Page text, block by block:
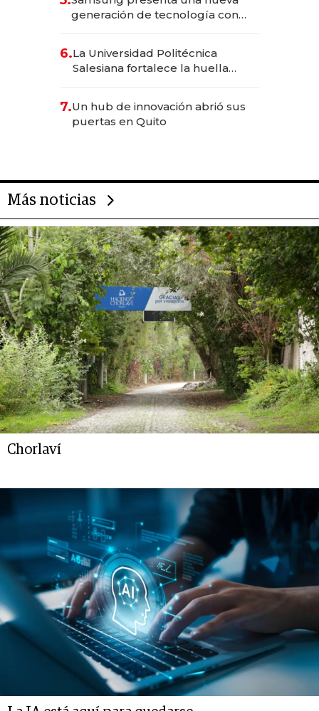
generación de tecnología con
6.La Universidad Politécnica
Salesiana fortalece la huella
7.Un hub de innovación abrió sus
puertas en Quito
Más noticias
Chorlaví